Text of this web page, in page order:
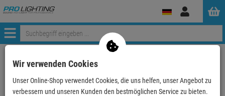
Anmelden
Menü
Weiter einkaufen ProLighting
MAGIC FX Slowfall Konfetti Rund Ø 55mm - Gelb
Wir verwenden Cookies
Unser Online-Shop verwendet Cookies, die uns helfen, unser Angebot zu
verbessern und unseren Kunden den bestmöglichen Service zu bieten.